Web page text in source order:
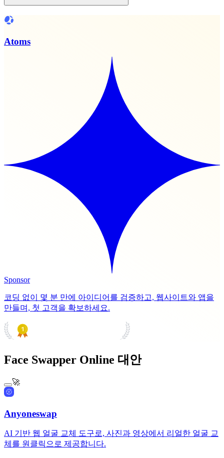
Atoms
Sponsor
코딩 없이 몇 분 만에 아이디어를 검증하고, 웹사이트와 앱을
만들며, 첫 고객을 확보하세요.
Face Swapper Online 대안
🚀
Anyoneswap
AI 기반 웹 얼굴 교체 도구로, 사진과 영상에서 리얼한 얼굴 교
체를 원클릭으로 제공합니다.